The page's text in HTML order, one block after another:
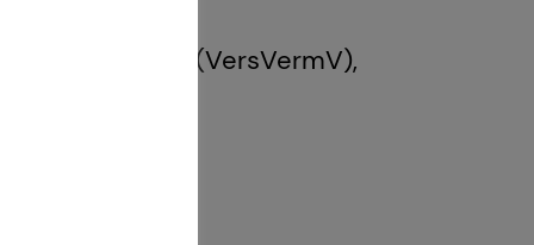
über den
-beratung (VersVermV),